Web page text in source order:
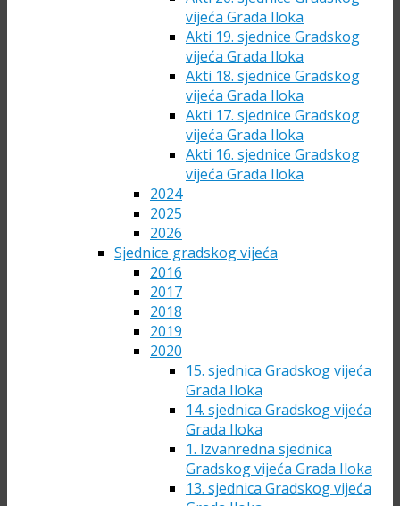
vijeća Grada Iloka
Akti 19. sjednice Gradskog
vijeća Grada Iloka
Akti 18. sjednice Gradskog
vijeća Grada Iloka
Akti 17. sjednice Gradskog
vijeća Grada Iloka
Akti 16. sjednice Gradskog
vijeća Grada Iloka
2024
2025
2026
Sjednice gradskog vijeća
2016
2017
2018
2019
2020
15. sjednica Gradskog vijeća
Grada Iloka
14. sjednica Gradskog vijeća
Grada Iloka
1. Izvanredna sjednica
Gradskog vijeća Grada Iloka
13. sjednica Gradskog vijeća